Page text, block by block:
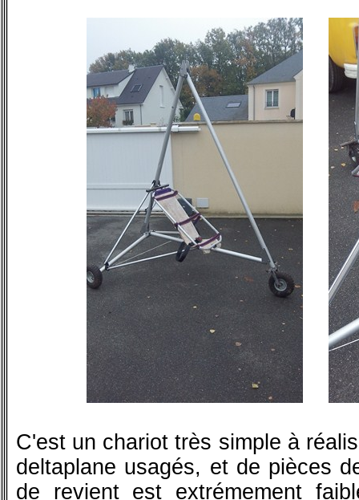
C'est un chariot très simple à
deltaplane usagés, et de pièces
de revient est extrémement